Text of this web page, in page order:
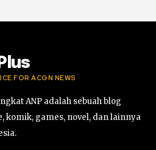
FOR ACGN NEWS
ANP adalah sebuah blog
komik, games, novel, dan lainnya